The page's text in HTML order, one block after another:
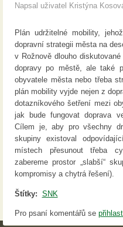
Napsal uživatel Kristýna
Plán udržitelné mobility,
dopravní strategii města na
v Rožnově dlouho
dopravy po městě, ale také
obyvatele města nebo třeba
plán mobility vyjde nejen z
dotazníkového šetření mezi
jak bude fungovat doprava
Cílem je, aby pro všechny
skupiny existoval
místech přesunout třeba
zabereme prostor „slabší“
kompromisy a chytrá řešení).
Štítky: SNK
Pro psaní komentářů se